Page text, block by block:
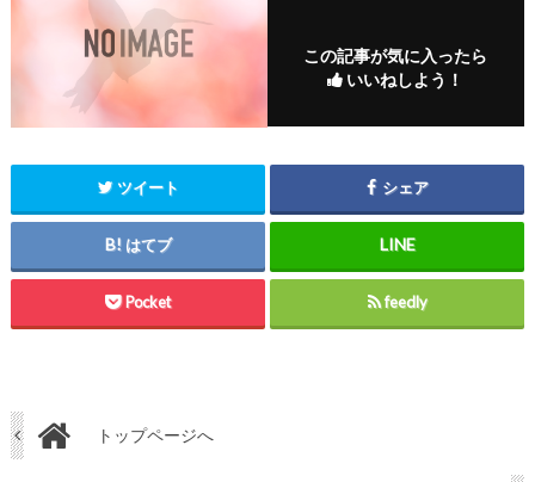
この記事が気に入ったら
いいねしよう！
ツイート シェア
はてブ
Pocket feedly
トップページへ